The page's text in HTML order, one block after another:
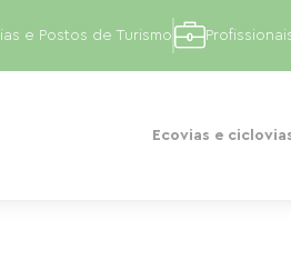
Ecovias e
e Postos de Turismo